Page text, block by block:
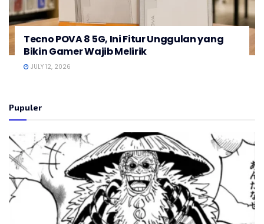
Tecno POVA 8 5G, Ini Fitur Unggulan yang
Bikin Gamer Wajib Melirik
JULY 12, 2026
Pupuler